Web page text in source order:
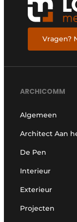
Vragen?
ARCHICOMM
Algemeen
Architect Aan
De Pen
Interieur
Exterieur
Projecten